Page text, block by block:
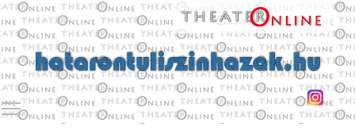
Toggle main menu visibility